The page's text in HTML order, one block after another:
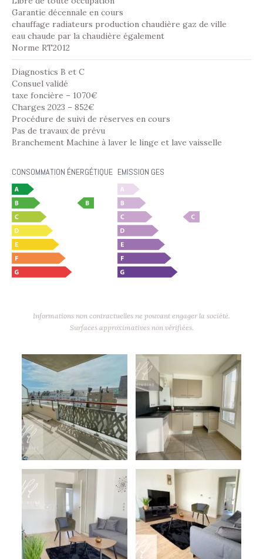
Garantie décennale en cours
chauffage radiateurs production chaudière gaz de ville
eau chaude par la chaudière également
Norme RT2012
Diagnostics B et C
Consuel validé
taxe foncière – 1070€
Charges 2023 – 852€
Procédure de suivi de réserves en cours
Pas de travaux de prévu
Branchement Machine à laver le linge et lave vaisselle
CONSOMMATION ÉNERGÉTIQUE EMISSION GES
Informations non contractuelles ne pouvant engager la société.
Surfaces approximatives non vérifiées.